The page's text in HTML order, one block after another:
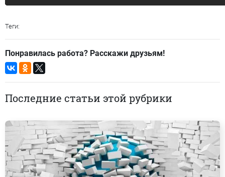
Теги:
Понравилась работа? Расскажи друзьям!
Последние статьи этой рубрики